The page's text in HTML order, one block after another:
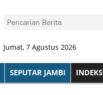
Jumat, 7 Agustus 2026
SEPUTAR JAMBI INDEKS